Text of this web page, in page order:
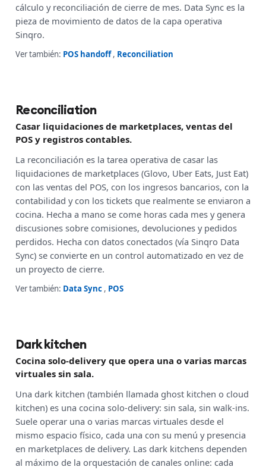
cálculo y reconciliación de cierre de mes. Data Sync es la
pieza de movimiento de datos de la capa operativa
Sinqro.
Ver también: POS handoff, Reconciliation
Reconciliation
Casar liquidaciones de marketplaces, ventas del
POS y registros contables.
La reconciliación es la tarea operativa de casar las
liquidaciones de marketplaces (Glovo, Uber Eats, Just Eat)
con las ventas del POS, con los ingresos bancarios, con la
contabilidad y con los tickets que realmente se enviaron a
cocina. Hecha a mano se come horas cada mes y genera
discusiones sobre comisiones, devoluciones y pedidos
perdidos. Hecha con datos conectados (vía Sinqro Data
Sync) se convierte en un control automatizado en vez de
un proyecto de cierre.
Ver también: Data Sync , POS
Dark kitchen
Cocina solo-delivery que opera una o varias marcas
virtuales sin sala.
Una dark kitchen (también llamada ghost kitchen o cloud
kitchen) es una cocina solo-delivery: sin sala, sin walk-ins.
Suele operar una o varias marcas virtuales desde el
mismo espacio físico, cada una con su menú y presencia
en marketplaces de delivery. Las dark kitchens dependen
al máximo de la orquestación de canales online: cada